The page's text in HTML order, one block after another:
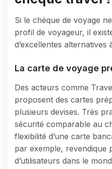
Si le chèque de voyage
profil de voyageur, il
d’excellentes alternatives
La carte de voyage
Des acteurs comme
proposent des cartes
plusieurs devises. Très
sécurité comparable au
flexibilité d’une carte
par exemple, revendique
d’utilisateurs dans le